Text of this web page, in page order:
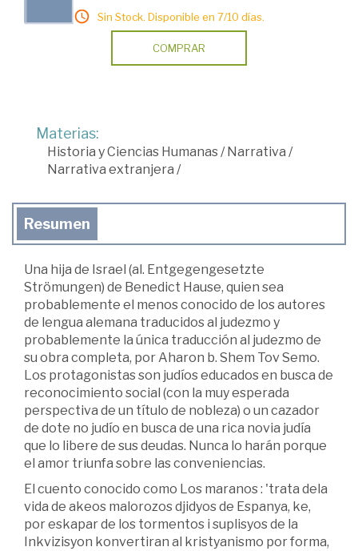
Sin Stock. Disponible en 7/10 días.
COMPRAR
Materias:
Historia y Ciencias Humanas/ Narrativa /
Narrativa extranjera /
Resumen
Una hija de Israel (al. Entgegengesetzte
Strömungen) de Benedict Hause, quien sea
probablemente el menos conocido de los autores
de lengua alemana traducidos al judezmo y
probablemente la única traducción al judezmo de
su obra completa, por Aharon b. Shem Tov Semo.
Los protagonistas son judíos educados en busca de
reconocimiento social (con la muy esperada
perspectiva de un título de nobleza) o un cazador
de dote no judío en busca de una rica novia judía
que lo libere de sus deudas. Nunca lo harán porque
el amor triunfa sobre las conveniencias.
El cuento conocido como Los maranos : 'trata dela
vida de akeos malorozos djidyos de Espanya, ke,
por eskapar de los tormentos i suplisyos de la
Inkvizisyon konvertiran al kristyanismo por forma,